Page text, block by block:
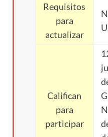
Requisitos
para
actualizar
Califican
para
participar